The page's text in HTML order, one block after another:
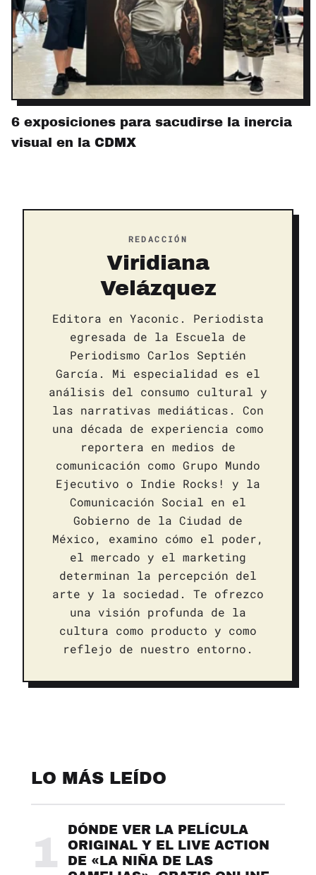
6 exposiciones para sacudirse la inercia
visual en la CDMX
REDACCIÓN
Viridiana
Velázquez
Editora en Yaconic. Periodista
egresada de la Escuela de
Periodismo Carlos Septién
García. Mi especialidad es el
análisis del consumo cultural y
las narrativas mediáticas. Con
una década de experiencia como
reportera en medios de
comunicación como Grupo Mundo
Ejecutivo o Indie Rocks! y la
Comunicación Social en el
Gobierno de la Ciudad de
México, examino cómo el poder,
el mercado y el marketing
determinan la percepción del
arte y la sociedad. Te ofrezco
una visión profunda de la
cultura como producto y como
reflejo de nuestro entorno.
LO MÁS LEÍDO
1
DÓNDE VER LA PELÍCULA
ORIGINAL Y EL LIVE ACTION
DE «LA NIÑA DE LAS